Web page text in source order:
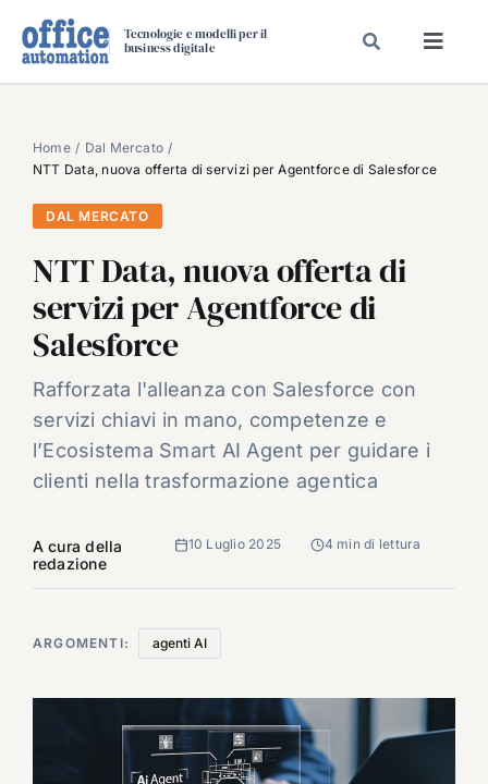
Tecnologie e modelli per il
business digitale
SPECIAL PAPER
TAVOLE ROTONDE DI REDAZIONE
DAL MERCATO
CARRIERE
VIDEO
EVENTI
CHI SIAMO
Home
Dal Mercato
NTT Data, nuova offerta di servizi per Agentforce di Salesforce
DAL MERCATO
NTT Data, nuova offerta di
servizi per Agentforce di
Salesforce
Rafforzata l'alleanza con Salesforce con
servizi chiavi in mano, competenze e
l’Ecosistema Smart AI Agent per guidare i
clienti nella trasformazione agentica
A cura della
redazione
10 Luglio 2025 4 min di lettura
ARGOMENTI: agenti AI